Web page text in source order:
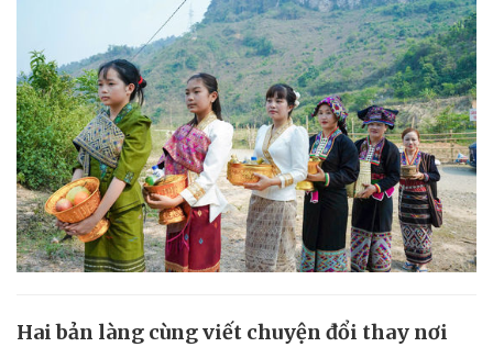
Hai bản làng cùng viết chuyện đổi thay nơi